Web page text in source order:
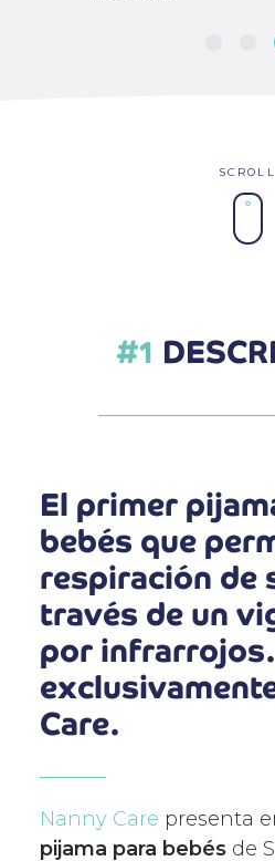
El primer
bebés que
respiración de
través de un
por
Care.
Nanny Care presenta
pijama para bebés de